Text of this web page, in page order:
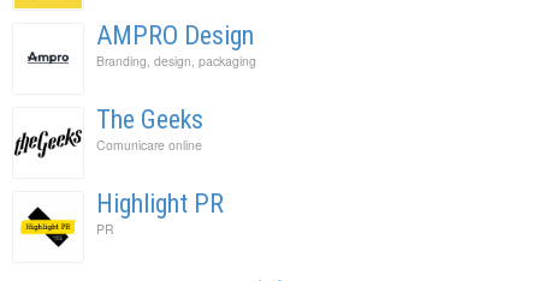
AMPRO Design
Branding, design, packaging
The Geeks
Comunicare online
Highlight PR
PR